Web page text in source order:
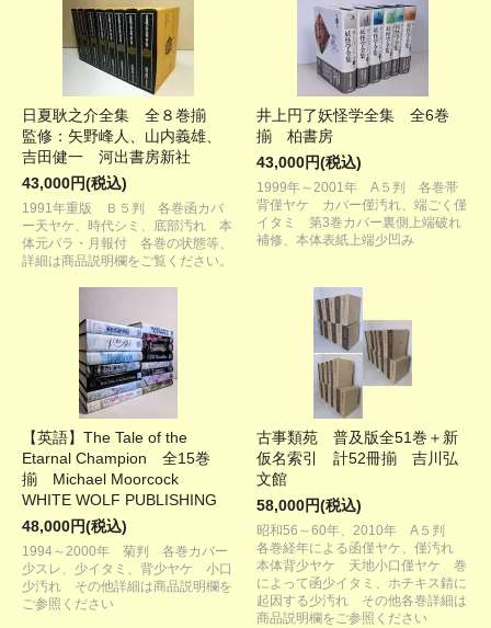
日夏耿之介全集 全８巻揃
監修：矢野峰人、山内義雄、
吉田健一 河出書房新社
43,000円(税込)
1991年重版 Ｂ５判 各巻函カバ
ー天ヤケ、時代シミ、底部汚れ 本
体元パラ・月報付 各巻の状態等、
詳細は商品説明欄をご覧ください。
井上円了妖怪学全集 全6巻
揃 柏書房
43,000円(税込)
1999年～2001年 A５判 各巻帯
背僅ヤケ カバー僅汚れ、端ごく僅
イタミ 第3巻カバー裏側上端破れ
補修、本体表紙上端少凹み
【英語】The Tale of the
Etarnal Champion 全15巻
揃 Michael Moorcock
WHITE WOLF PUBLISHING
48,000円(税込)
1994～2000年 菊判 各巻カバー
少スレ、少イタミ、背少ヤケ 小口
少汚れ その他詳細は商品説明欄を
ご参照ください
古事類苑 普及版全51巻＋新
仮名索引 計52冊揃 吉川弘
文館
58,000円(税込)
昭和56～60年、2010年 A５判
各巻経年による函僅ヤケ、僅汚れ
本体背少ヤケ 天地小口僅ヤケ 巻
によって函少イタミ、ホチキス錆に
起因する少汚れ その他各巻詳細は
商品説明欄をご参照ください